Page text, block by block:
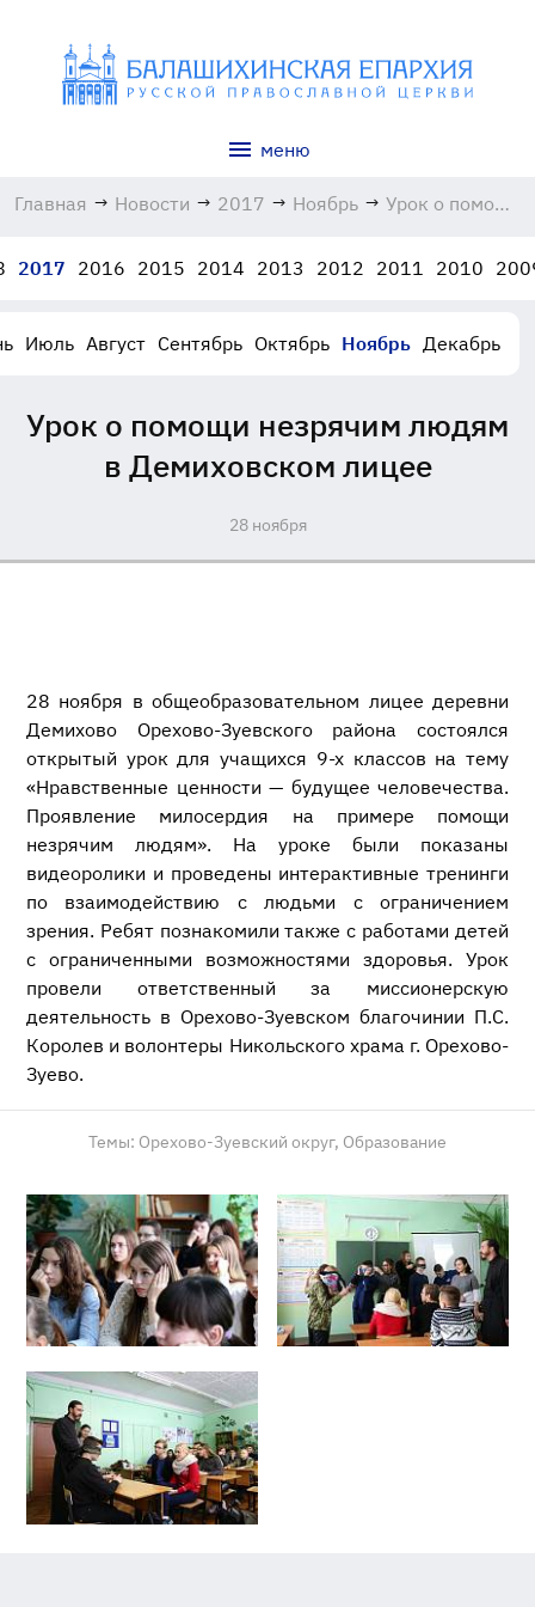
меню
Главная → Новости → 2017 → Ноябрь → Урок о помощи
Демиховском
2017 2016 2015 2014 2013 2012 2011 2010
Июль Август Сентябрь Октябрь Ноябрь Декабрь
Урок о помощи незрячим людям
в Демиховском лицее
28 ноября
28 ноября в общеобразовательном лицее деревни
Демихово Орехово-Зуевского района состоялся
открытый урок для учащихся 9-х классов на тему
«Нравственные ценности — будущее человечества.
Проявление милосердия на примере помощи
незрячим людям». На уроке были показаны
видеоролики и проведены интерактивные тренинги
по взаимодействию с людьми с ограничением
зрения. Ребят познакомили также с работами детей
с ограниченными возможностями здоровья. Урок
провели ответственный за миссионерскую
деятельность в Орехово-Зуевском благочинии П.С.
Королев и волонтеры Никольского храма г. Орехово-
Зуево.
Темы: Орехово-Зуевский округ, Образование